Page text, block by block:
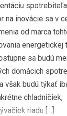
na inovácie sa v
od marca
energetickej
sa budú
domácich
však budú týkať
chladničiek,
riadu […]